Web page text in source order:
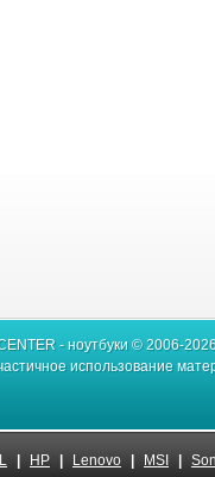
- ноутбуки © 2006-
использование
HP Lenovo MSI